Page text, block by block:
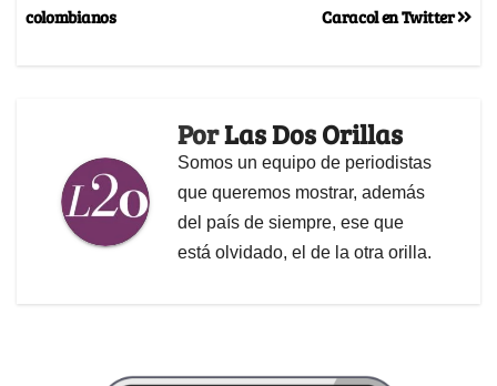
Caracol en Twitter
colombianos
PorLas Dos Orillas
Somos un equipo de periodistas
que queremos mostrar, además
del país de siempre, ese que
está olvidado, el de la otra orilla.